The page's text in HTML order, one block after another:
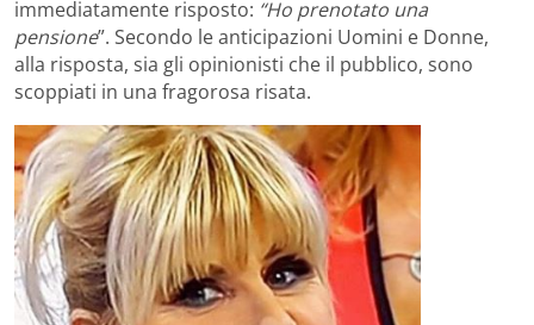
immediatamente risposto: “Ho prenotato una
pensione”. Secondo le anticipazioni Uomini e Donne,
alla risposta, sia gli opinionisti che il pubblico, sono
scoppiati in una fragorosa risata.